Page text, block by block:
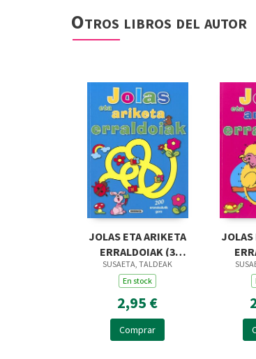
Otros libros del autor
JOLAS ETA ARIKETA
ERRALDOIAK (3
TITULU)
SUSAETA, TALDEAK
En stock
2,95 €
Comprar
JOLAS